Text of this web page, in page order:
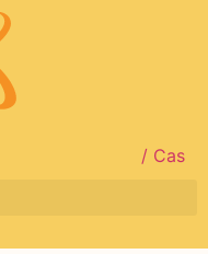
/ Cas